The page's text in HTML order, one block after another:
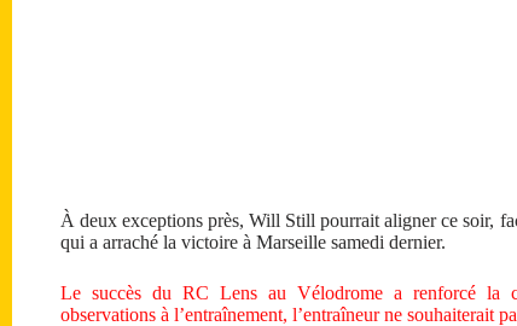
À deux exceptions près, Will Still pourrait aligner ce soir,
qui a arraché la victoire à Marseille samedi dernier.
Le succès du RC Lens au Vélodrome a renforcé la
observations à l’entraînement, l’entraîneur ne souhaiterait